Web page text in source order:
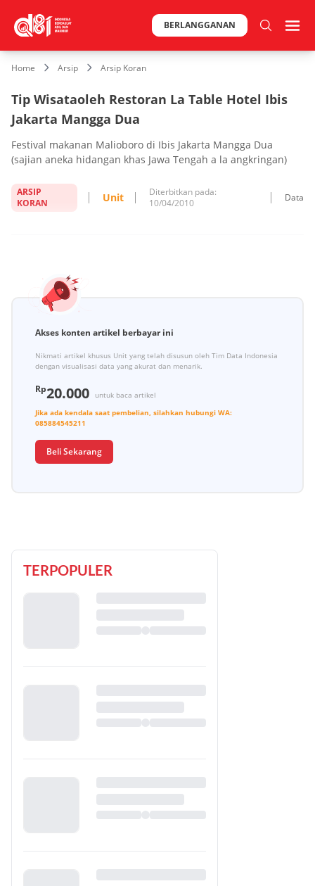
BERLANGGANAN
Home Arsip Arsip Koran
Tip Wisataoleh Restoran La Table Hotel Ibis
Jakarta Mangga Dua
Festival makanan Malioboro di Ibis Jakarta Mangga Dua
(sajian aneka hidangan khas Jawa Tengah a la angkringan)
ARSIP
KORAN
Unit
Diterbitkan pada:
10/04/2010
Data
Akses konten artikel berbayar ini
Nikmati artikel khusus Unit yang telah disusun oleh Tim Data Indonesia
dengan visualisasi data yang akurat dan menarik.
Rp20.000
untuk baca artikel
Jika ada kendala saat pembelian, silahkan hubungi WA:
085884545211
Beli Sekarang
TERPOPULER